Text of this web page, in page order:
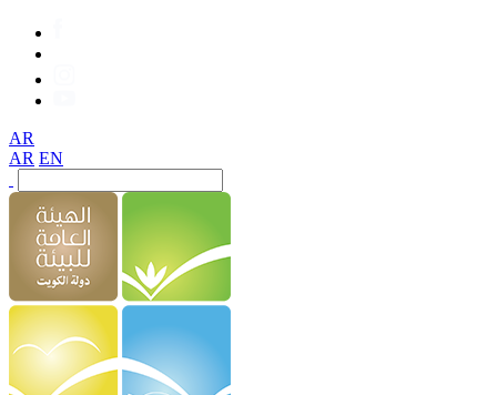
AR
AR EN